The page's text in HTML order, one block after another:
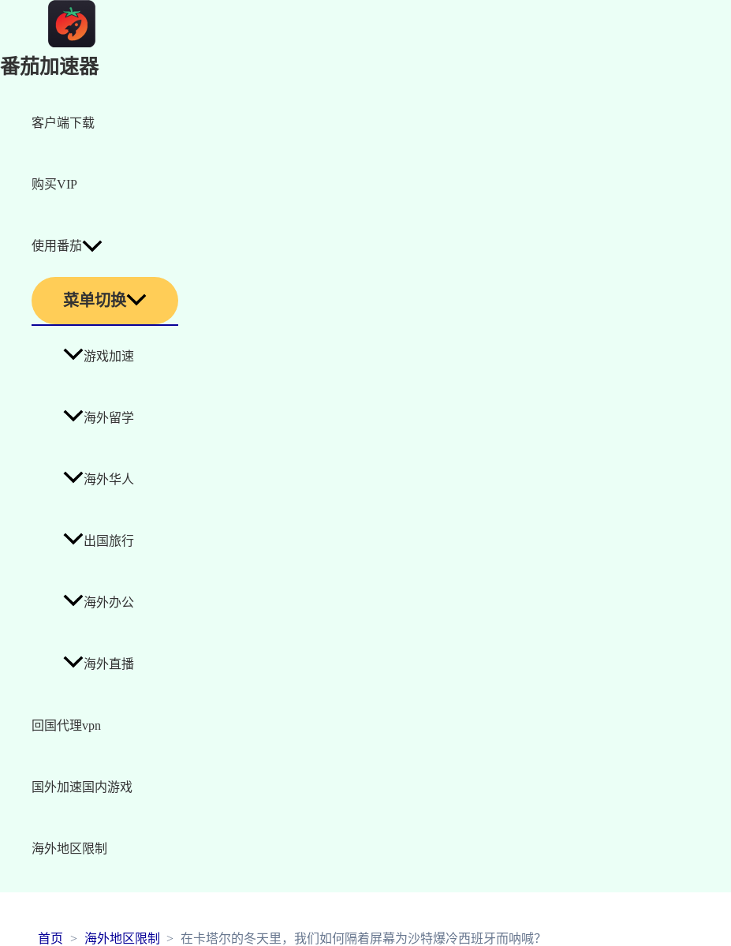
番茄加速器
客户端下载
购买VIP
使用番茄
菜单切换
游戏加速
海外留学
海外华人
出国旅行
海外办公
海外直播
回国代理vpn
国外加速国内游戏
海外地区限制
首页 海外地区限制 在卡塔尔的冬天里，我们如何隔着屏幕为沙特爆冷西班牙而呐喊？